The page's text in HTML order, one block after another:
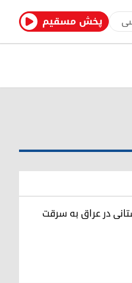
پخش مسقیم
باستانی در عراق به سرقت